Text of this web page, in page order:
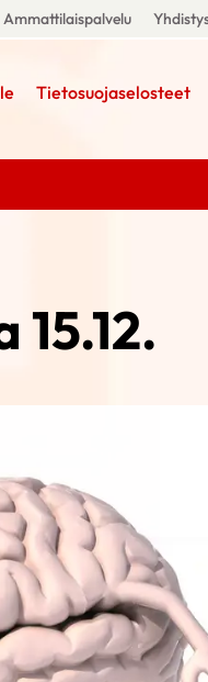
Ammattilaispalvelu
Tietosuojaselosteet